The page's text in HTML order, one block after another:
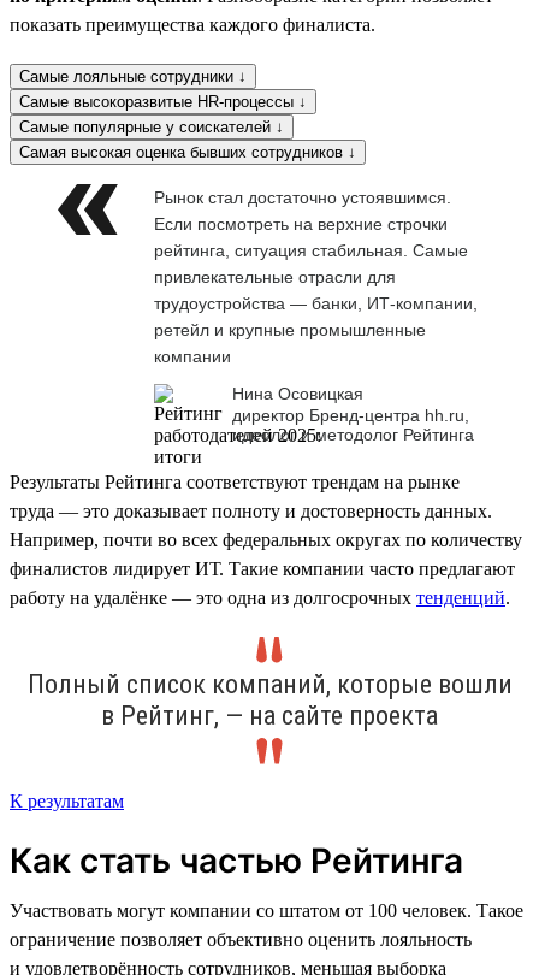
показать преимущества каждого финалиста.
Самые лояльные сотрудники ↓
Самые высокоразвитые HR-процессы ↓
Самые популярные у соискателей ↓
Самая высокая оценка бывших сотрудников ↓
Рынок стал достаточно устоявшимся.
Если посмотреть на верхние строчки
рейтинга, ситуация стабильная. Самые
привлекательные отрасли для
трудоустройства — банки, ИТ-компании,
ретейл и крупные промышленные
компании
Нина Осовицкая
директор Бренд-центра hh.ru,
идеолог и методолог Рейтинга
Результаты Рейтинга соответствуют трендам на рынке
труда — это доказывает полноту и достоверность данных.
Например, почти во всех федеральных округах по количеству
финалистов лидирует ИТ. Такие компании часто предлагают
работу на удалёнке — это одна из долгосрочных тенденций.
Полный список компаний, которые вошли
в Рейтинг, — на сайте проекта
К результатам
Как стать частью Рейтинга
Участвовать могут компании со штатом от 100 человек. Такое
ограничение позволяет объективно оценить лояльность
и удовлетворённость сотрудников, меньшая выборка